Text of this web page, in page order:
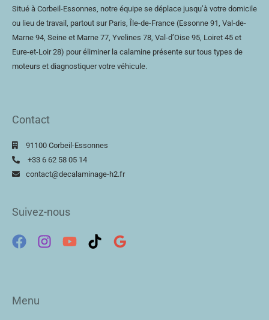
Situé à Corbeil-Essonnes, notre équipe se déplace jusqu’à votre domicile
ou lieu de travail, partout sur Paris, Île-de-France (Essonne 91, Val-de-
Marne 94, Seine et Marne 77, Yvelines 78, Val-d’Oise 95, Loiret 45 et
Eure-et-Loir28) pour éliminer la calamine présente sur tous types de
moteurs et diagnostiquer votre véhicule.
Contact
91100 Corbeil-Essonnes
+33 6 62 58 05 14
contact@decalaminage-h2.fr
Suivez-nous
Menu